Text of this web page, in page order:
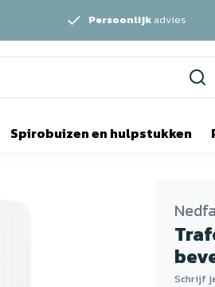
Persoonlijk advies
Spirobuizen en hulpstukken
Schrijf